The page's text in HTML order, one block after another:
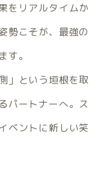
をリアルタイムか
勢こそが、最強の
す。
」という垣根を取
パートナーへ。ス
ベントに新しい笑